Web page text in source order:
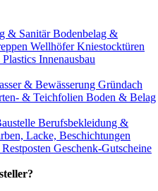
& SanitärBodenbelag &
Wellhöfer Kniestocktüren
Innenausbau
& Bewässerung Gründach
& Teichfolien Boden & Belag
Berufsbekleidung &
Lacke, Beschichtungen
Restposten Geschenk-Gutscheine